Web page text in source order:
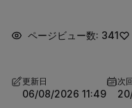
ページビュー数: 341
更新日
06/08/2026 11:49
次